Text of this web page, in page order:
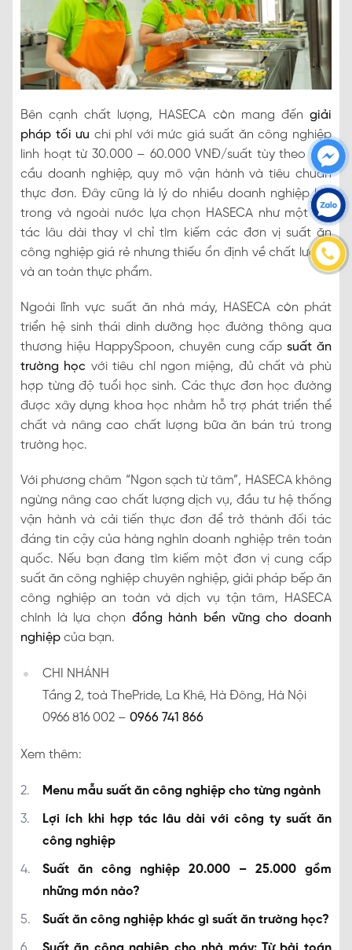
Bên cạnh chất lượng, HASECA còn mang đến giải
pháp tối ưu chi phí với mức giá suất ăn công nghiệp
linh hoạt từ 30.000 – 60.000 VNĐ/suất tùy theo nhu
cầu doanh nghiệp, quy mô vận hành và tiêu chuẩn
thực đơn. Đây cũng là lý do nhiều doanh nghiệp lớn
trong và ngoài nước lựa chọn HASECA như một đối
tác lâu dài thay vì chỉ tìm kiếm các đơn vị suất ăn
công nghiệp giá rẻ nhưng thiếu ổn định về chất lượng
và an toàn thực phẩm.
Ngoài lĩnh vực suất ăn nhà máy, HASECA còn phát
triển hệ sinh thái dinh dưỡng học đường thông qua
thương hiệu HappySpoon, chuyên cung cấp suất ăn
trường học với tiêu chí ngon miệng, đủ chất và phù
hợp từng độ tuổi học sinh. Các thực đơn học đường
được xây dựng khoa học nhằm hỗ trợ phát triển thể
chất và nâng cao chất lượng bữa ăn bán trú trong
trường học.
Với phương châm “Ngon sạch từ tâm”, HASECA không
ngừng nâng cao chất lượng dịch vụ, đầu tư hệ thống
vận hành và cải tiến thực đơn để trở thành đối tác
đáng tin cậy của hàng nghìn doanh nghiệp trên toàn
quốc. Nếu bạn đang tìm kiếm một đơn vị cung cấp
suất ăn công nghiệp chuyên nghiệp, giải pháp bếp ăn
công nghiệp an toàn và dịch vụ tận tâm, HASECA
chính là lựa chọn đồng hành bền vững cho doanh
nghiệp của bạn.
CHI NHÁNH
Tầng 2, toà ThePride, La Khê, Hà Đông, Hà Nội
0966 816 002 – 0966 741 866
Xem thêm:
Menu mẫu suất ăn công nghiệp cho từng ngành
Lợi ích khi hợp tác lâu dài với công ty suất ăn
công nghiệp
Suất ăn công nghiệp 20.000 – 25.000 gồm
những món nào?
Suất ăn công nghiệp khác gì suất ăn trường học?